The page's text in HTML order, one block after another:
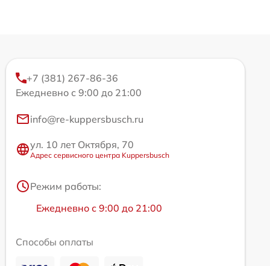
+7 (381) 267-86-36
Ежедневно с 9:00 до 21:00
info@re-kuppersbusch.ru
ул. 10 лет Октября, 70
Адрес сервисного центра Kuppersbusch
Режим работы:
Ежедневно с 9:00 до 21:00
Способы оплаты